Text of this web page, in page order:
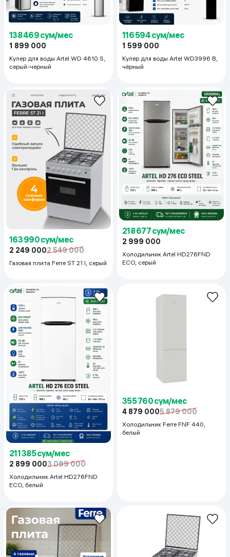
138 469 сум/мес
1 899 000
Кулер для воды Artel WD 4610 S,
серый-черный
116 594 сум/мес
1 599 000
Кулер для воды Artel WD3996 B,
чёрный
163 990 сум/мес
2 249 0002 549 000
Газовая плита Ferre ST 21 I, серый
218 677 сум/мес
2 999 000
Холодильник Artel HD276FND
ECO, серый
211 385 сум/мес
2 899 0003 099 000
Холодильник Artel HD276FND
ECO, белый
355 760 сум/мес
4 879 0005 879 000
Холодильник Ferre FNF 440,
белый